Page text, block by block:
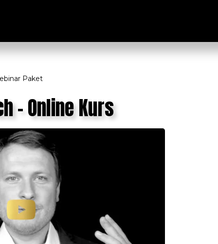
Paket
- Online Kurs